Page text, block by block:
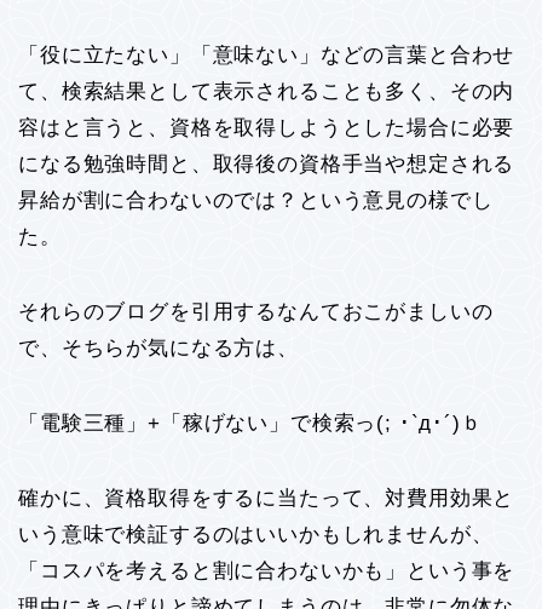
「役に立たない」「意味ない」などの言葉と合わせ
て、検索結果として表示されることも多く、その内
容はと言うと、資格を取得しようとした場合に必要
になる勉強時間と、取得後の資格手当や想定される
昇給が割に合わないのでは？という意見の様でし
た。
それらのブログを引用するなんておこがましいの
で、そちらが気になる方は、
「電験三種」+「稼げない」で検索っ(; ･`д･´)ｂ
確かに、資格取得をするに当たって、対費用効果と
いう意味で検証するのはいいかもしれませんが、
「コスパを考えると割に合わないかも」という事を